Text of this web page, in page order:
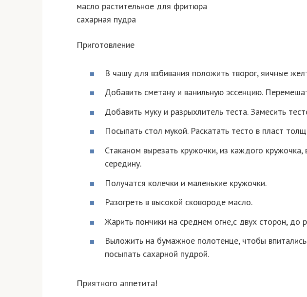
масло растительное для фритюра
сахарная пудра
Приготовление
В чашу для взбивания положить творог, яичные
Добавить сметану и ванильную эссенцию.
Добавить муку и разрыхлитель теста. Замесить
Посыпать стол мукой. Раскатать тесто в пласт
Стаканом вырезать кружочки, из каждого кружочка,
середину.
Получатся колечки и маленькие кружочки.
Разогреть в высокой сковороде масло.
Жарить пончики на среднем огне,с двух сторон, до
Выложить на бумажное полотенце, чтобы
посыпать сахарной пудрой.
Приятного аппетита!